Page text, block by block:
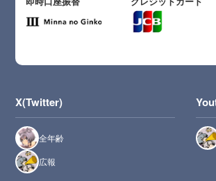
X(Twitter)
全年齢
広報